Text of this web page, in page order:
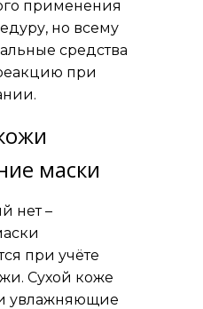
применения
но всему
средства
при
маски
нет –
при учёте
Сухой коже
увлажняющие